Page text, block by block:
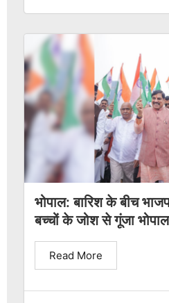
भोपाल: बारिश के बीच
बच्चों के जोश से गूंजा भोपाल
Read More